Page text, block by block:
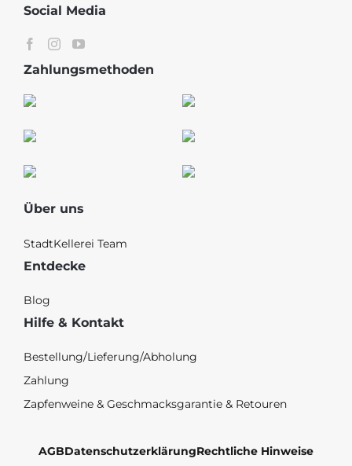
Social Media
Zahlungsmethoden
Über uns
StadtKellerei Team
Entdecke
Blog
Hilfe & Kontakt
Bestellung/Lieferung/Abholung
Zahlung
Zapfenweine & Geschmacksgarantie & Retouren
AGBDatenschutzerklärungRechtliche Hinweise